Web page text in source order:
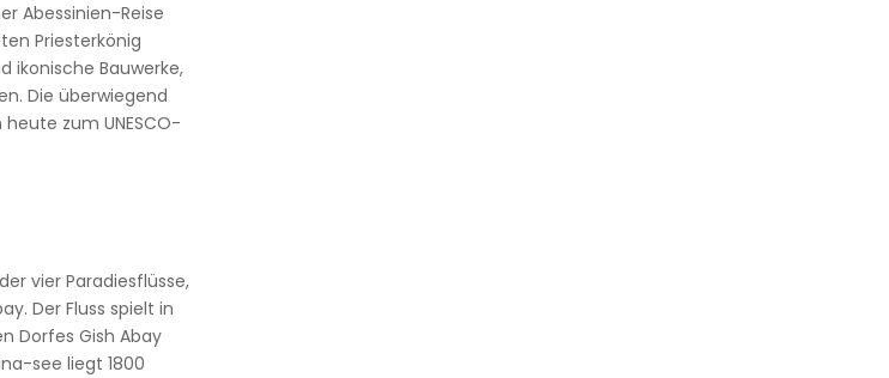
Abessinien-Reise
Priesterkönig
ikonische Bauwerke,
Die überwiegend
zum UNESCO-
vier Paradiesflüsse,
Der Fluss spielt in
Dorfes Gish Abay
see liegt 1800